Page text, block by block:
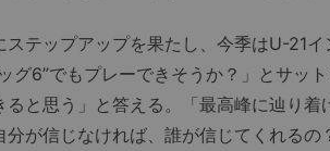
テップアップを果たし、今季はU-21
グ6”でもプレーできそうか？」とサッ
ると思う」と答える。「最高峰に辿り
が信じなければ、誰が信じてくれるの